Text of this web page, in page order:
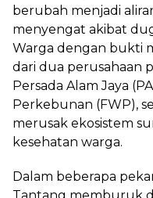
berubah menjadi
menyengat akibat
Warga dengan bukti
dari dua perusahaan
Persada Alam Jaya
Perkebunan (FWP),
merusak ekosistem
kesehatan warga.
Dalam beberapa
Tantang memburuk